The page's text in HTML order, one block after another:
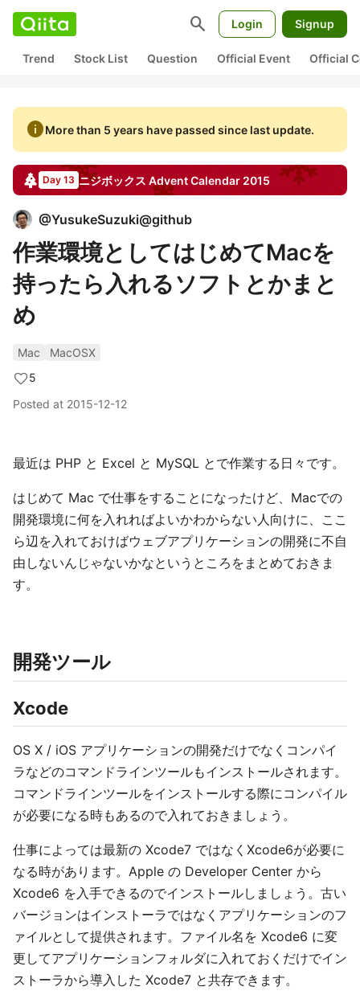
search Login Signup
Trend Stock List Question Official Event Official
infoMore than 5 years have passed since last update.
Day 13 ニジボックス Advent Calendar 2015
@YusukeSuzuki@github
作業環境としてはじめてMacを
持ったら入れるソフトとかまと
め
Mac
MacOSX
5
Posted at 2015-12-12
最近は PHP と Excel と MySQL とで作業する日々です。
はじめて Mac で仕事をすることになったけど、Macでの
開発環境に何を入れればよいかわからない人向けに、ここ
ら辺を入れておけばウェブアプリケーションの開発に不自
由しないんじゃないかなというところをまとめておきま
す。
開発ツール
Xcode
OS X / iOS アプリケーションの開発だけでなくコンパイ
ラなどのコマンドラインツールもインストールされます。
コマンドラインツールをインストールする際にコンパイル
が必要になる時もあるので入れておきましょう。
仕事によっては最新の Xcode7 ではなくXcode6が必要に
なる時があります。Apple の Developer Center から
Xcode6 を入手できるのでインストールしましょう。古い
バージョンはインストーラではなくアプリケーションのフ
ァイルとして提供されます。ファイル名を Xcode6 に変
更してアプリケーションフォルダに入れておくだけでイン
ストーラから導入した Xcode7 と共存できます。